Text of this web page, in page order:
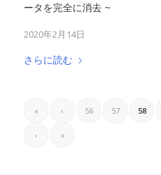
ータを完全に消去 ~
2020年2月14日
さらに読む
« ‹ 56 57 58
› »